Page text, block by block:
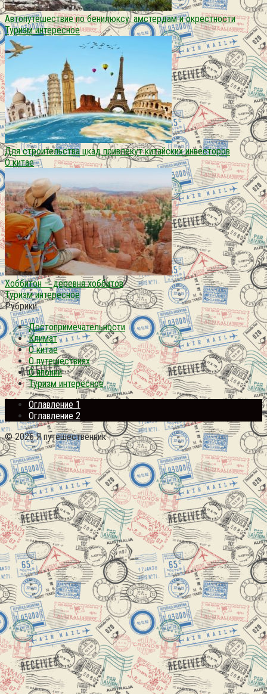
Автопутешествие по бенилюксу. амстердам и окрестности
Туризм интересное
Для строительства цкад привлекут китайских инвесторов
О китае
Хоббитон — деревня хоббитов
Туризм интересное
Рубрики
Достопримечательности
Климат
О китае
О путешествиях
О японии
Туризм интересное
Оглавление 1
Оглавление 2
© 2026 Я путешественник